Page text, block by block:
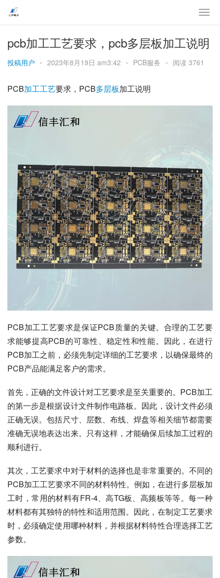
pcb加工工艺要求，pcb多层板加工说明
投稿用户 • 2023年8月19日 am3:42 • PCB服务 • 阅读 3761
PCB加工工艺要求，PCB多层板加工说明
PCB加工工艺要求是保证PCB质量的关键。合理的工艺要
求能够提高PCB的可靠性、稳定性和性能。因此，在进行
PCB加工之前，必须先制定详细的工艺要求，以确保最终的
PCB产品能满足客户的需求。
首先，正确的文件设计对工艺要求是至关重要的。PCB加工
的第一步是根据设计文件制作电路板。因此，设计文件必须
正确无误。包括尺寸、层数、布线、焊盘等相关细节都需要
准确无误地表达出来。只有这样，才能确保后续加工过程的
顺利进行。
其次，工艺要求中对于材料的选择也是非常重要的。不同的
PCB加工工艺要求不同的材料特性。例如，在进行多层板加
工时，常用的材料有FR-4、高TG板、高频板等等。每一种
材料都有其独特的特性和适用范围。因此，在制定工艺要求
时，必须确定使用哪种材料，并根据材料特性合理选择工艺
参数。